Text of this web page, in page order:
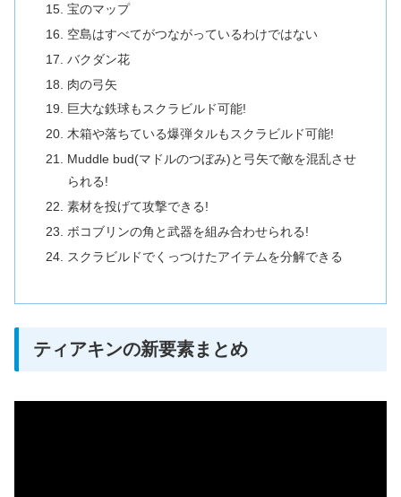
宝のマップ
空島はすべてがつながっているわけではない
バクダン花
肉の弓矢
巨大な鉄球もスクラビルド可能!
木箱や落ちている爆弾タルもスクラビルド可能!
Muddle bud(マドルのつぼみ)と弓矢で敵を混乱させ
られる!
素材を投げて攻撃できる!
ボコブリンの角と武器を組み合わせられる!
スクラビルドでくっつけたアイテムを分解できる
ティアキンの新要素まとめ